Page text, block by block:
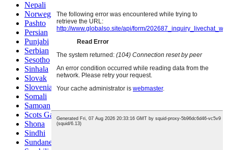
Nepali
Norwegian
Pashto
Persian
Punjabi
Serbian
Sesotho
Sinhala
Slovak
Slovenian
Somali
Samoan
Scots Gaelic
Shona
Sindhi
Sundanese